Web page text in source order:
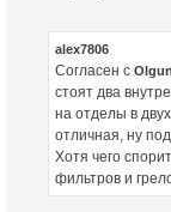
alex7806
Согласен с Olgun
стоят два
на отделы в
отличная, ну
Хотя чего
фильтров и